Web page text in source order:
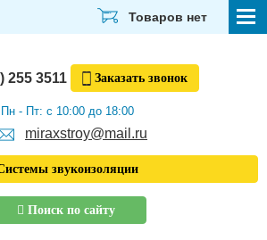
ОСВЕЩЕНИЕ
Товаров нет
255 3511 Заказать звонок
Пн - Пт: с 10:00 до 18:00
miraxstroy@mail.ru
звукоизоляции
Поиск по сайту